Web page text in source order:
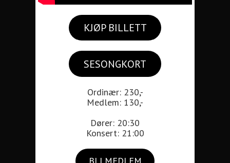
KJØP BILLETT
SESONGKORT
Ordinær: 230,-
Medlem: 130,-
Dører: 20:30
Konsert: 21:00